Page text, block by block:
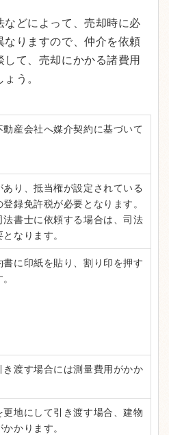
どによって、売却時に必
りますので、仲介を依頼
て、売却にかかる諸費用
う。
産会社へ媒介契約に基づいて
り、抵当権が設定されている
録免許税が必要となります。
書士に依頼する場合は、司法
なります。
に印紙を貼り、割り印を押す
き渡す場合には測量費用がかか
地にして引き渡す場合、建物
かります。